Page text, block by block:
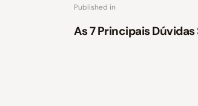
Published in
As 7 Principais